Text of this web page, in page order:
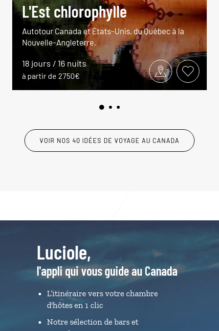
L'Est chlorophylle
Autotour Canada et États-Unis, du Québec à la
Nouvelle-Angleterre.
18 jours / 16 nuits
à partir de 2750€
VOIR NOS 40 IDÉES DE VOYAGE AU CANADA
Luciole,
l'appli qui vous guide au Canada
L’itinéraire vers votre chambre
d'hôtes en 1 clic
Notre sélection de bars et